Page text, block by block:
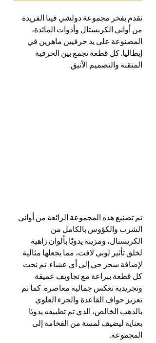
نقدم بفخر مجموعة دولشي فيتا الفريدة
من أواني الكريستال وأدوات المائدة،
المصنوعة على يد حرفيين ماهرين في
إيطاليا. كل قطعة تجمع بين الحرفية
المتقنة والتصميم الأنيق.
تم تصنيع هذه المجموعة الرائعة من أواني
الشرب والكؤوس بالكامل من
الكريستال، ومزينة يدويًا بألوان زاهية
لخلق تأثير لوني لافت، مما يجعلها مثالية
لإضافة سحر حي إلى أي عشاء. تم نحت
كل قطعة ببراعة مع تجاويف عميقة
وتجريدية تعكس جمالية معاصرة. كما تم
تعزيز حواف القاعدة والجزء العلوي
بالذهب الخالص، الذي تم تطبيقه يدويًا
بعناية ليضيف لمسة من الفخامة إلى
المجموعة.